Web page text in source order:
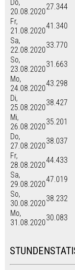
Do,
20.08.2020
27.344
Fr,
21.08.2020
41.340
Sa,
22.08.2020
33.770
So,
23.08.2020
31.663
Mo,
24.08.2020
43.298
Di,
25.08.2020
38.427
Mi,
26.08.2020
35.201
Do,
27.08.2020
38.037
Fr,
28.08.2020
44.433
Sa,
29.08.2020
47.019
So,
30.08.2020
38.232
Mo,
31.08.2020
30.083